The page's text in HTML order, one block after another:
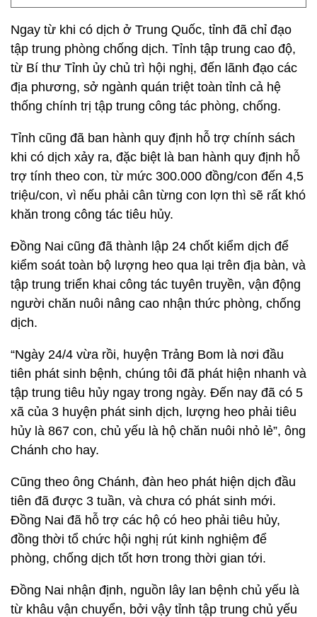
Ngay từ khi có dịch ở Trung Quốc, tỉnh đã chỉ đạo
tập trung phòng chống dịch. Tỉnh tập trung cao độ,
từ Bí thư Tỉnh ủy chủ trì hội nghị, đến lãnh đạo các
địa phương, sở ngành quán triệt toàn tỉnh cả hệ
thống chính trị tập trung công tác phòng, chống.
Tỉnh cũng đã ban hành quy định hỗ trợ chính sách
khi có dịch xảy ra, đặc biệt là ban hành quy định hỗ
trợ tính theo con, từ mức 300.000 đồng/con đến 4,5
triệu/con, vì nếu phải cân từng con lợn thì sẽ rất khó
khăn trong công tác tiêu hủy.
Đồng Nai cũng đã thành lập 24 chốt kiểm dịch để
kiểm soát toàn bộ lượng heo qua lại trên địa bàn, và
tập trung triển khai công tác tuyên truyền, vận động
người chăn nuôi nâng cao nhận thức phòng, chống
dịch.
“Ngày 24/4 vừa rồi, huyện Trảng Bom là nơi đầu
tiên phát sinh bệnh, chúng tôi đã phát hiện nhanh và
tập trung tiêu hủy ngay trong ngày. Đến nay đã có 5
xã của 3 huyện phát sinh dịch, lượng heo phải tiêu
hủy là 867 con, chủ yếu là hộ chăn nuôi nhỏ lẻ”, ông
Chánh cho hay.
Cũng theo ông Chánh, đàn heo phát hiện dịch đầu
tiên đã được 3 tuần, và chưa có phát sinh mới.
Đồng Nai đã hỗ trợ các hộ có heo phải tiêu hủy,
đồng thời tổ chức hội nghị rút kinh nghiệm để
phòng, chống dịch tốt hơn trong thời gian tới.
Đồng Nai nhận định, nguồn lây lan bệnh chủ yếu là
từ khâu vận chuyển, bởi vậy tỉnh tập trung chủ yếu